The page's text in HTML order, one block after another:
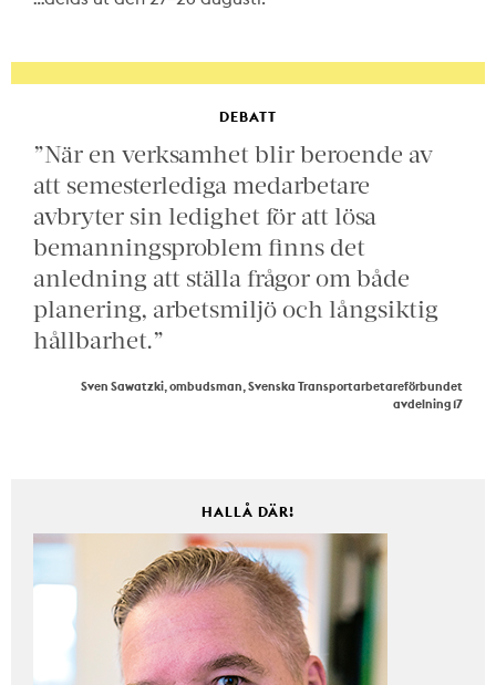
DEBATT
”När en verksamhet blir beroende av
att semesterlediga medarbetare
avbryter sin ledighet för att lösa
bemanningsproblem finns det
anledning att ställa frågor om både
planering, arbetsmiljö och långsiktig
hållbarhet.”
Sven Sawatzki, ombudsman, Svenska Transportarbetareförbundet
avdelning 17
HALLÅ DÄR!